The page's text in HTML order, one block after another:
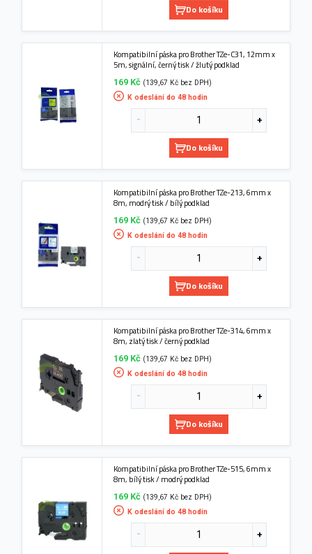
Do košíku
Kompatibilní páska pro Brother TZe-C31, 12mm x
5m, signální, černý tisk / žlutý podklad
169 Kč (139,67 Kč bez DPH)
K odeslání do 48 hodin
Do košíku
Kompatibilní páska pro Brother TZe-213, 6mm x
8m, modrý tisk / bílý podklad
169 Kč (139,67 Kč bez DPH)
K odeslání do 48 hodin
Do košíku
Kompatibilní páska pro Brother TZe-314, 6mm x
8m, zlatý tisk / černý podklad
169 Kč (139,67 Kč bez DPH)
K odeslání do 48 hodin
Do košíku
Kompatibilní páska pro Brother TZe-515, 6mm x
8m, bílý tisk / modrý podklad
169 Kč (139,67 Kč bez DPH)
K odeslání do 48 hodin